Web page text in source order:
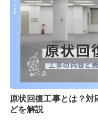
原状回復工事とは？対
どを解説